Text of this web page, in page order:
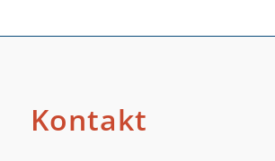
Kontakt